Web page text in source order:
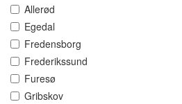
Allerød
Egedal
Fredensborg
Frederikssund
Furesø
Gribskov